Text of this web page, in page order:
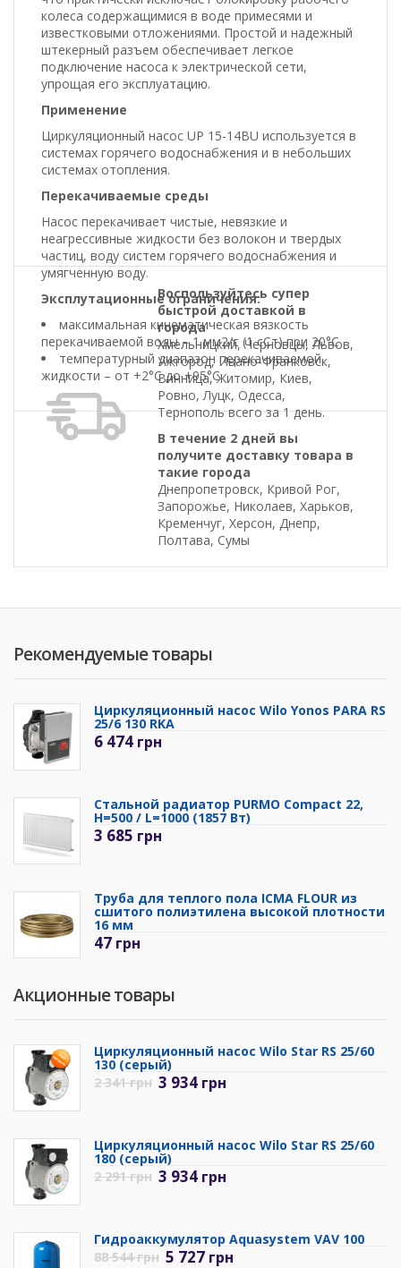
колеса содержащимися в воде примесями и
известковыми отложениями. Простой и надежный
штекерный разъем обеспечивает легкое
подключение насоса к электрической сети,
упрощая его эксплуатацию.
Применение
Циркуляционный насос UP 15-14BU используется в
системах горячего водоснабжения и в небольших
системах отопления.
Перекачиваемые среды
Насос перекачивает чистые, невязкие и
неагрессивные жидкости без волокон и твердых
частиц, воду систем горячего водоснабжения и
умягченную воду.
Эксплутационные ограничения:
максимальная кинематическая вязкость
перекачиваемой воды – 1 мм2/с (1 сСт) при 20°С
температурный диапазон перекачиваемой
жидкости – от +2°С до +95°С
Воспользуйтесь супер
быстрой доставкой в
города
Хмельницкий, Черновцы, Львов,
Ужгород, Ивано-Франковск,
Винница, Житомир, Киев,
Ровно, Луцк, Одесса,
Тернополь всего за 1 день.
В течение 2 дней вы
получите доставку товара в
такие города
Днепропетровск, Кривой Рог,
Запорожье, Николаев, Харьков,
Кременчуг, Херсон, Днепр,
Полтава, Сумы
Рекомендуемые товары
Циркуляционный насос Wilo Yonos PARA RS
25/6 130 RKA
6 474 грн
Стальной радиатор PURMO Compact 22,
H=500 / L=1000 (1857 Вт)
3 685 грн
Труба для теплого пола ICMA FLOUR из
сшитого полиэтилена высокой плотности
16 мм
47 грн
Акционные товары
Циркуляционный насос Wilo Star RS 25/60
130 (серый)
2 341грн 3 934 грн
Циркуляционный насос Wilo Star RS 25/60
180 (серый)
2 291грн 3 934 грн
Гидроаккумулятор Aquasystem VAV 100
88 544грн 5 727 грн